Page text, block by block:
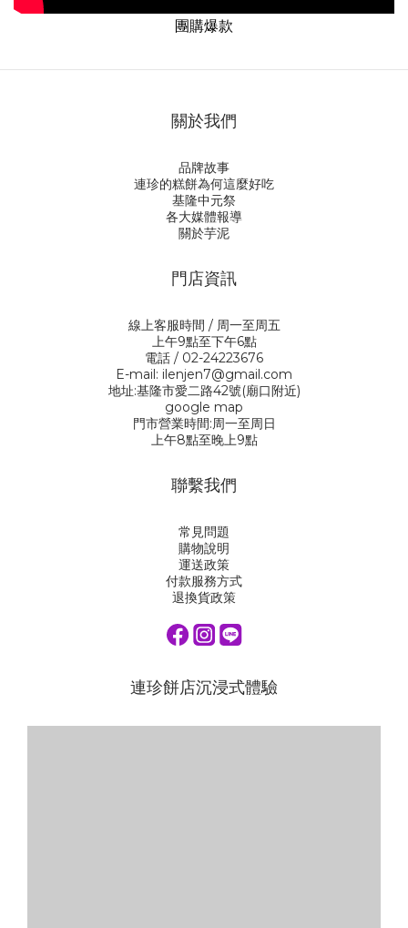
團購爆款
關於我們
品牌故事
連珍的糕餅為何這麼好吃
基隆中元祭
各大媒體報導
關於芋泥
門店資訊
線上客服時間 / 周一至周五
上午9點至下午6點
電話 / 02-24223676
E-mail: ilenjen7@gmail.com
地址:基隆市愛二路42號(廟口附近)
google map
門市營業時間:周一至周日
上午8點至晚上9點
聯繫我們
常見問題
購物說明
運送政策
付款服務方式
退換貨政策
連珍餅店沉浸式體驗